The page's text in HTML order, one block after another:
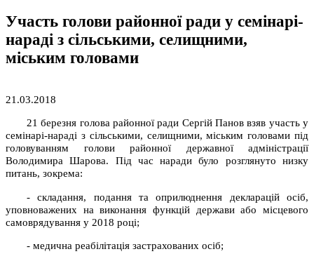
Участь голови районної ради у семінарі-
нараді з сільськими, селищними,
міським головами
21.03.2018
21 березня голова районної ради Сергій Панов взяв участь у
семінарі-нараді з сільськими, селищними, міським головами під
головуванням голови районної державної адміністрації
Володимира Шарова. Під час наради було розглянуто низку
питань, зокрема:
- складання, подання та оприлюднення декларацій осіб,
уповноважених на виконання функцій держави або місцевого
самоврядування у 2018 році;
- медична реабілітація застрахованих осіб;